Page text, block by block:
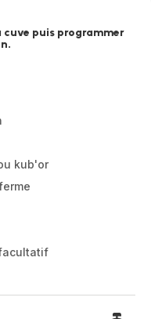
puis programmer
kub'or